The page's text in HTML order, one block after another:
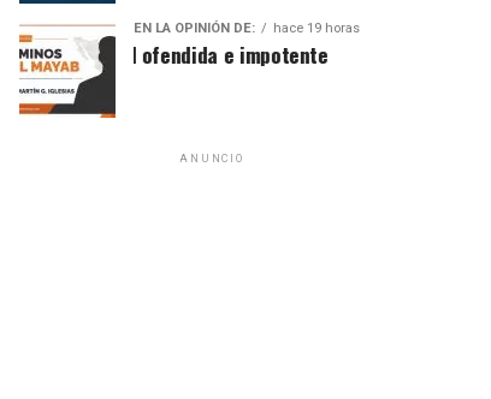
EN LA OPINIÓN DE: hace 19 horas
Sociedad ofendida e impotente
ANUNCIO